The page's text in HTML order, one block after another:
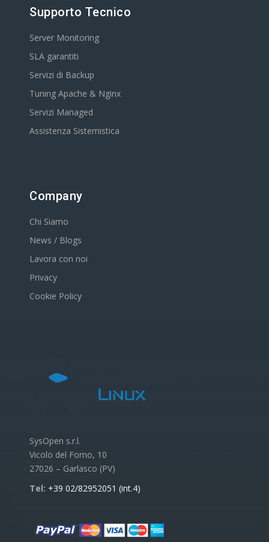
Supporto Tecnico
Server Monitoring
SLA garantiti
Servizi di Backup
Tuning Apache & Nginx
Servizi Managed
Assistenza Sistemistica
Company
Chi Siamo
News / Blogs
Lavora con noi
Privacy
Cookie Policy
SysOpen s.r.l.
Vicolo del Forno, 10
27026 – Garlasco (PV)
Tel: +39 02/82952051 (int.4)